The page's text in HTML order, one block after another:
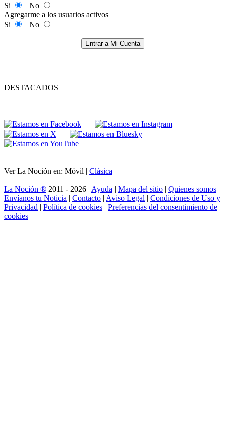
Si
No
Agregarme a los usuarios activos
Si
No
Entrar a Mi Cuenta
DESTACADOS
|
|
|
|
Ver La Noción en: Móvil | Clásica
La Noción ® 2011 - 2026 | Ayuda | Mapa del sitio | Quienes somos |
Envíanos tu Noticia | Contacto | Aviso Legal | Condiciones de Uso y
Privacidad | Política de cookies | Preferencias del consentimiento de
cookies